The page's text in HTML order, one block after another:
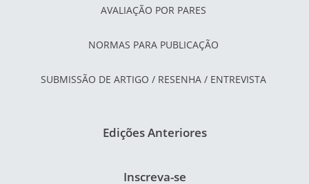
AVALIAÇÃO POR PARES
NORMAS PARA PUBLICAÇÃO
SUBMISSÃO DE ARTIGO / RESENHA / ENTREVISTA
Edições Anteriores
Inscreva-se